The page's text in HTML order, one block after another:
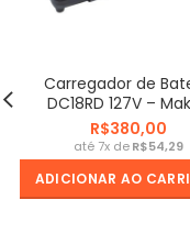
Carregador de
DC18RD 127V –
R$
R$
ADICIONAR AO